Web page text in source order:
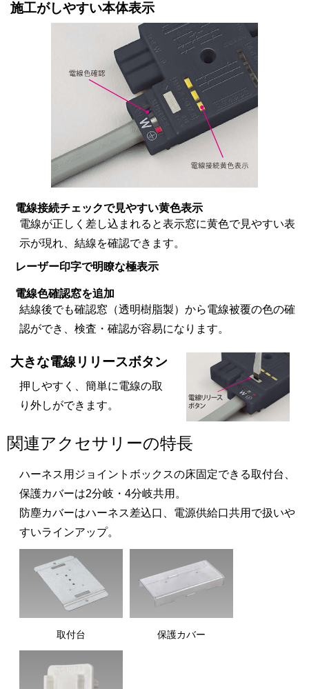
施工がしやすい本体表示
電線接続チェックで見やすい黄色表示
電線が正しく差し込まれると表示窓に黄色で見やすい表
示が現れ、結線を確認できます。
レーザー印字で明瞭な極表示
電線色確認窓を追加
結線後でも確認窓（透明樹脂製）から電線被覆の色の確
認ができ、検査・確認が容易になります。
大きな電線リリースボタン
押しやすく、簡単に電線の取
り外しができます。
関連アクセサリーの特長
ハーネス用ジョイントボックスの床固定できる取付台、
保護カバーは2分岐・4分岐共用。
防塵カバーはハーネス差込口、電源供給口共用で扱いや
すいラインアップ。
取付台 保護カバー